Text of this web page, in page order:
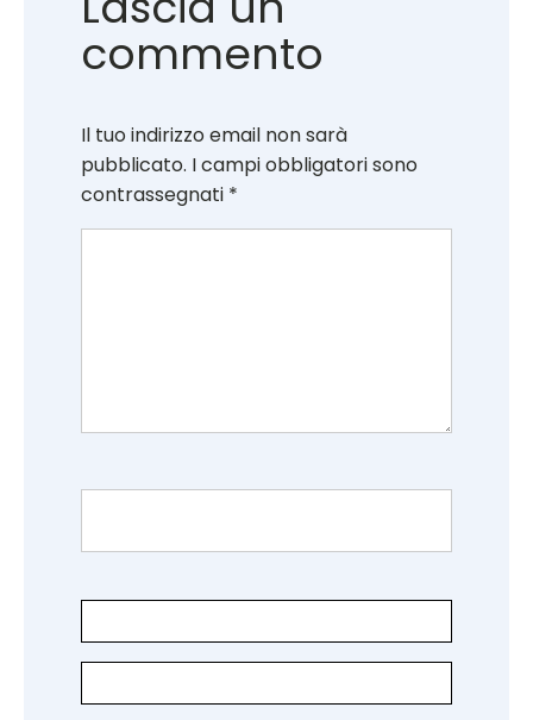
commento
Il tuo indirizzo email non sarà
pubblicato. I campi obbligatori sono
contrassegnati *